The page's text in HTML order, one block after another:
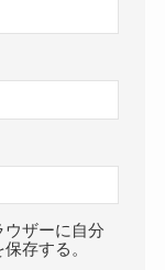
ウザーに自分
存する。